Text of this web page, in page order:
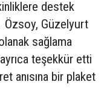
destek
Özsoy, Güzelyurt
sağlama
teşekkür etti
anısına bir plaket